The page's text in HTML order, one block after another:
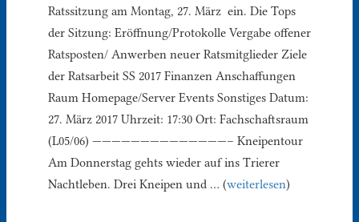
Ratssitzung am Montag, 27. März ein. Die Tops
der Sitzung: Eröffnung/Protokolle Vergabe offener
Ratsposten/ Anwerben neuer Ratsmitglieder Ziele
der Ratsarbeit SS 2017 Finanzen Anschaffungen
Raum Homepage/Server Events Sonstiges Datum:
27. März 2017 Uhrzeit: 17:30 Ort: Fachschaftsraum
(L05/06) ——————————————– Kneipentour
Am Donnerstag gehts wieder auf ins Trierer
Nachtleben. Drei Kneipen und … (weiterlesen)